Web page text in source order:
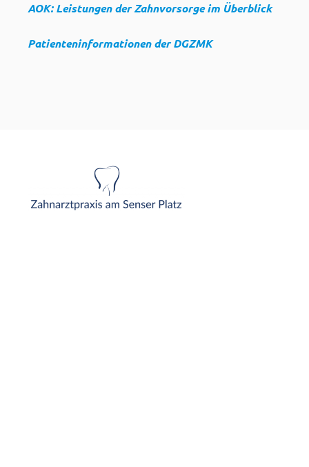
AOK: Leistungen der Zahnvorsorge im Überblick
Patienteninformationen der DGZMK